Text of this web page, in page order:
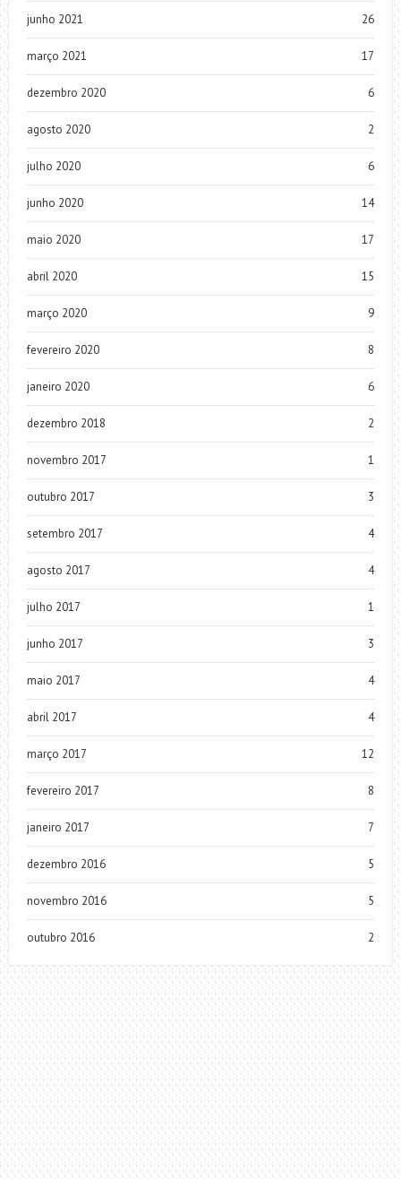
junho 2021 26
março 2021 17
dezembro 2020 6
agosto 2020 2
julho 2020 6
junho 2020 14
maio 2020 17
abril 2020 15
março 2020 9
fevereiro 2020 8
janeiro 2020 6
dezembro 2018 2
novembro 2017 1
outubro 2017 3
setembro 2017 4
agosto 2017 4
julho 2017 1
junho 2017 3
maio 2017 4
abril 2017 4
março 2017 12
fevereiro 2017 8
janeiro 2017 7
dezembro 2016 5
novembro 2016 5
outubro 2016 2